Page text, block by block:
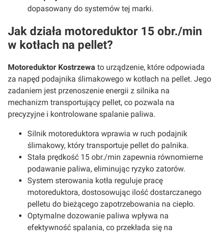
dopasowany do systemów tej marki.
Jak działa motoreduktor 15 obr./min
w kotłach na pellet?
Motoreduktor Kostrzewa to urządzenie, które odpowiada
za napęd podajnika ślimakowego w kotłach na pellet. Jego
zadaniem jest przenoszenie energii z silnika na
mechanizm transportujący pellet, co pozwala na
precyzyjne i kontrolowane spalanie paliwa.
Silnik motoreduktora wprawia w ruch podajnik
ślimakowy, który transportuje pellet do palnika.
Stała prędkość 15 obr./min zapewnia równomierne
podawanie paliwa, eliminując ryzyko zatorów.
System sterowania kotła reguluje pracę
motoreduktora, dostosowując ilość dostarczanego
pelletu do bieżącego zapotrzebowania na ciepło.
Optymalne dozowanie paliwa wpływa na
efektywność spalania, co przekłada się na